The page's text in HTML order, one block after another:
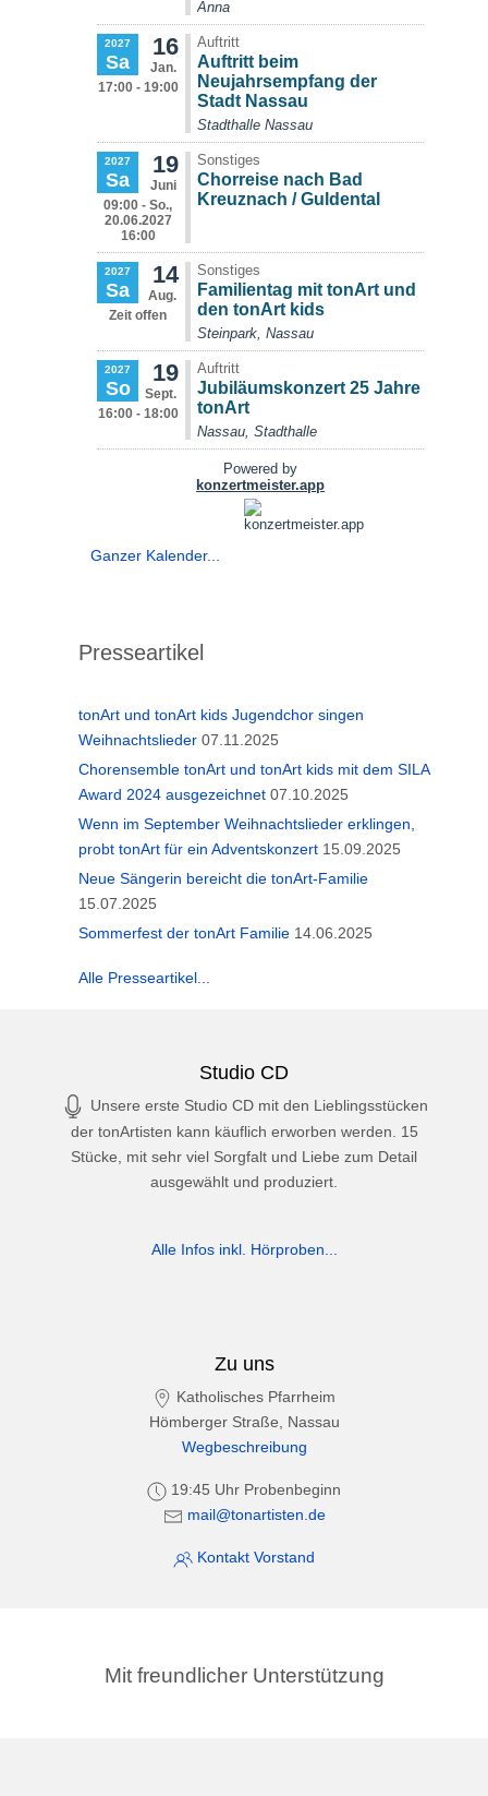
Ganzer Kalender...
Presseartikel
tonArt und tonArt kids Jugendchor singen
Weihnachtslieder 07.11.2025
Chorensemble tonArt und tonArt kids mit dem SILA
Award 2024 ausgezeichnet 07.10.2025
Wenn im September Weihnachtslieder erklingen,
probt tonArt für ein Adventskonzert 15.09.2025
Neue Sängerin bereicht die tonArt-Familie
15.07.2025
Sommerfest der tonArt Familie 14.06.2025
Alle Presseartikel...
Studio CD
Unsere erste Studio CD mit den Lieblingsstücken
der tonArtisten kann käuflich erworben werden. 15
Stücke, mit sehr viel Sorgfalt und Liebe zum Detail
ausgewählt und produziert.
Alle Infos inkl. Hörproben...
Zu uns
Katholisches Pfarrheim
Hömberger Straße, Nassau
Wegbeschreibung
19:45 Uhr Probenbeginn
mail@tonartisten.de
Kontakt Vorstand
Mit freundlicher Unterstützung